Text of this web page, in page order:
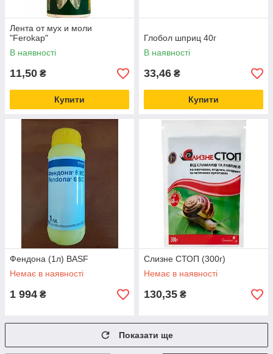
Лента от мух и моли
"Ferokap"
В наявності
11,50 ₴
Купити
Глобол шприц 40г
В наявності
33,46 ₴
Купити
Фендона (1л) BASF
Немає в наявності
1 994 ₴
Слизне СТОП (300г)
Немає в наявності
130,35 ₴
Показати ще